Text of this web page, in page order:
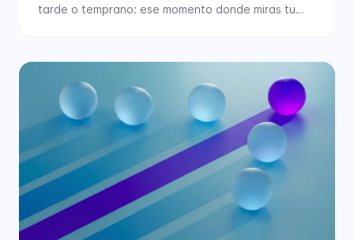
tarde o temprano: ese momento donde miras tu